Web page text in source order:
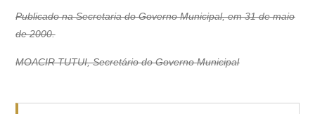
Publicado na Secretaria do Governo Municipal, em 31 de maio
de 2000.
MOACIR TUTUI, Secretário do Governo Municipal